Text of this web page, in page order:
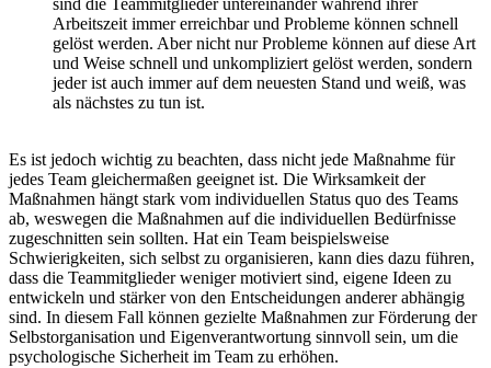
sind die Teammitglieder untereinander während ihrer
Arbeitszeit immer erreichbar und Probleme können schnell
gelöst werden. Aber nicht nur Probleme können auf diese Art
und Weise schnell und unkompliziert gelöst werden, sondern
jeder ist auch immer auf dem neuesten Stand und weiß, was
als nächstes zu tun ist.
Es ist jedoch wichtig zu beachten, dass nicht jede Maßnahme für
jedes Team gleichermaßen geeignet ist. Die Wirksamkeit der
Maßnahmen hängt stark vom individuellen Status quo des Teams
ab, weswegen die Maßnahmen auf die individuellen Bedürfnisse
zugeschnitten sein sollten. Hat ein Team beispielsweise
Schwierigkeiten, sich selbst zu organisieren, kann dies dazu führen,
dass die Teammitglieder weniger motiviert sind, eigene Ideen zu
entwickeln und stärker von den Entscheidungen anderer abhängig
sind. In diesem Fall können gezielte Maßnahmen zur Förderung der
Selbstorganisation und Eigenverantwortung sinnvoll sein, um die
psychologische Sicherheit im Team zu erhöhen.